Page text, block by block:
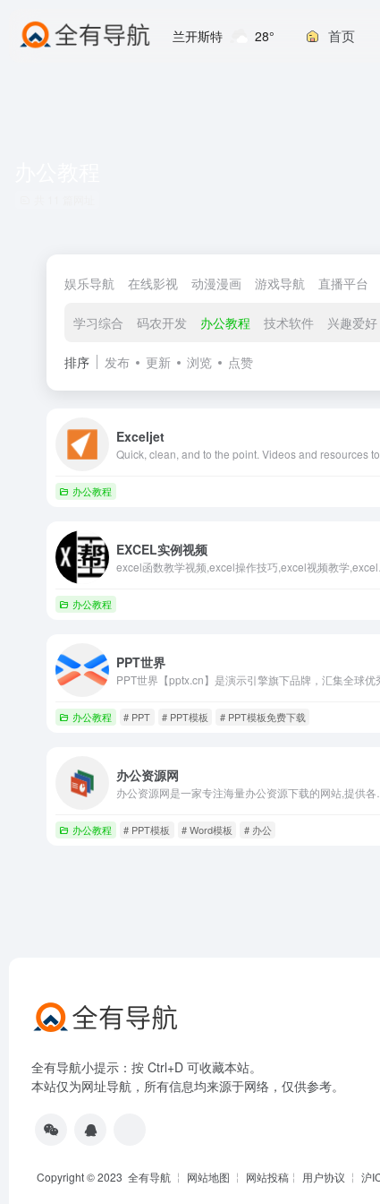
兰开斯特 28° 首页
娱乐导航 在线影视 动漫漫画 游戏导航 直播平台
学习综合 码农开发 办公教程 技术软件 兴趣爱好
排序 发布 更新 浏览 点赞
Exceljet
办公教程
EXCEL实例视频
办公教程
PPT世界
办公教程 # PPT # PPT模板 # PPT模板免费下载
办公资源网
办公教程 # PPT模板 # Word模板 # 办公
全有导航小提示：按 Ctrl+D 可收藏本站。
本站仅为网址导航，所有信息均来源于网络，仅供参考。
Copyright © 2023 全有导航 ╎ 网站地图 ╎ 网站投稿 ╎ 用户协议 ╎ 沪